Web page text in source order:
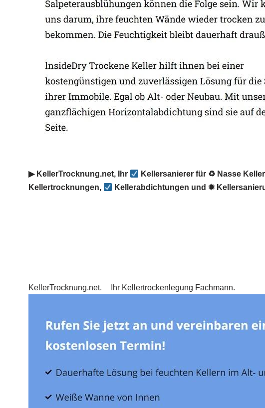
▶︎ KellerTrocknung.net, Ihr
Kellersanierer für ♻ Nasse
Kellertrocknungen,
Kellerabdichtungen und ✹
KellerTrocknung.net. Ihr Kellertrockenlegung Fachmann.